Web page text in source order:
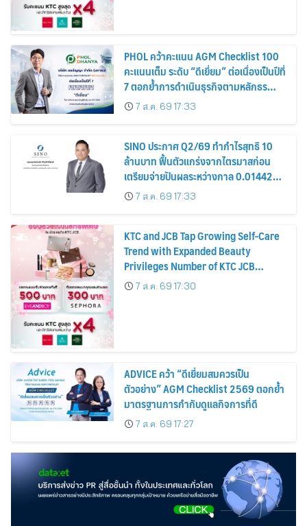
PHOL คว้าคะแนน AGM Checklist 100
คะแนนเต็ม ระดับ “ดีเยี่ยม” ต่อเนื่องเป็นปีที่
7 ตอกย้ำการดำเนินธุรกิจตามหลักธร
รมาภิบาล โปร่งใส สร้างความเชื่อมั่นผู้ถือ
หุ้น
7 ส.ค. 69 17:33
SINO ประกาศ Q2/69 ทำกำไรสุทธิ 10
ล้านบาท ฟื้นตัวแกร่งจากไตรมาสก่อน
เตรียมจ่ายปันผลระหว่างกาล 0.014423
บาทต่อหุ้น ครึ่งปีหลังมุ่งเติบโตต่อเนื่อง
7 ส.ค. 69 17:33
KTC and JCB Tap Growing Self-Care
Trend with Expanded Beauty
Privileges Number of KTC JCB
Cardmembers Spending on
Cosmetics Rises 26%
7 ส.ค. 69 17:30
ADVICE คว้า “ดีเยี่ยมสมควรเป็น
ตัวอย่าง” AGM Checklist 2569 ตอกย้ำ
มาตรฐานการกำกับดูแลกิจการที่ดี
7 ส.ค. 69 17:27